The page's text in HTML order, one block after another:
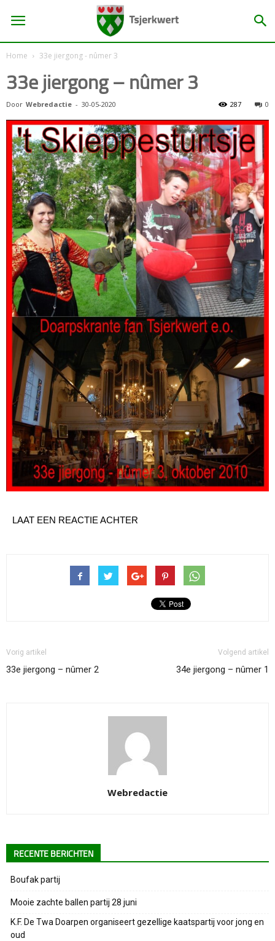
Home 33e jiergong - nûmer 3
33e jiergong – nûmer 3
Door Webredactie - 30-05-2020 0
287
LAAT EEN REACTIE ACHTER
Vorig artikel
33e jiergong – nûmer 2
Volgend artikel
34e jiergong – nûmer 1
Webredactie
RECENTE BERICHTEN
Boufak partij
Mooie zachte ballen partij 28 juni
K.F. De Twa Doarpen organiseert gezellige kaatspartij voor jong en
oud